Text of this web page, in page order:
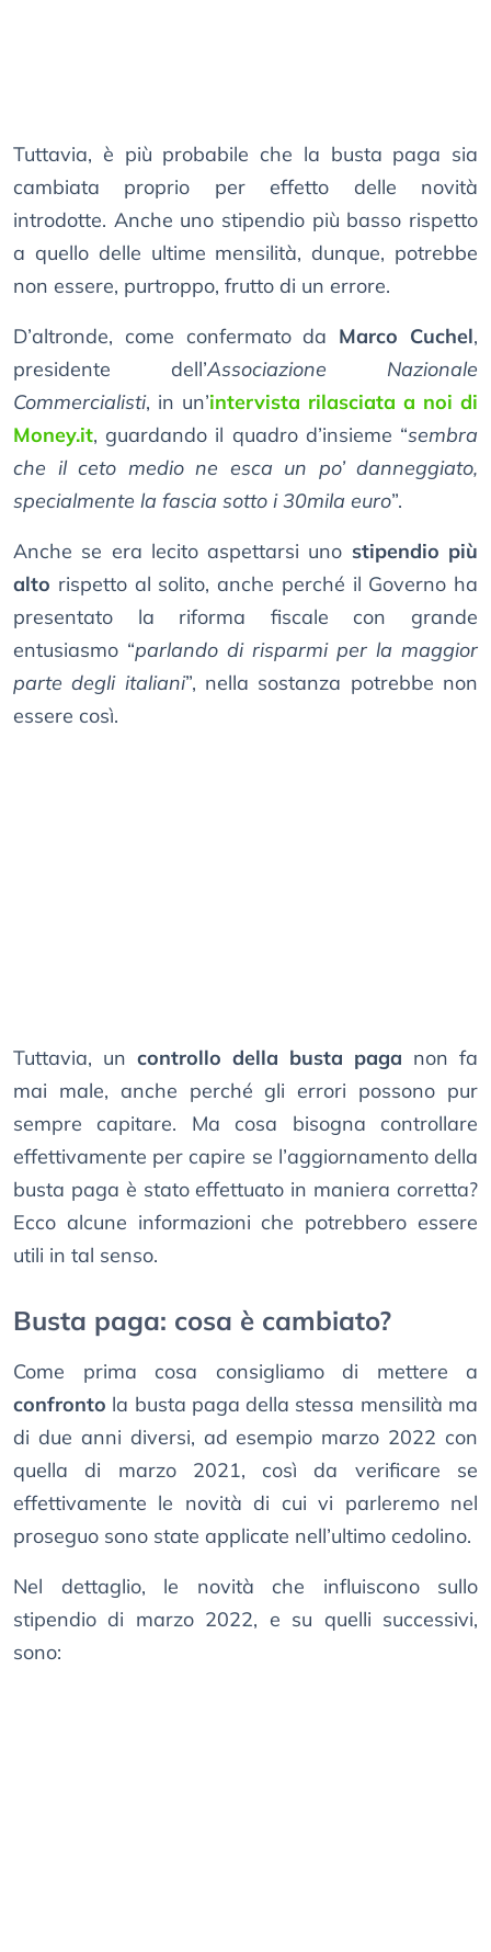
Tuttavia, è più probabile che la busta paga sia
cambiata proprio per effetto delle novità
introdotte. Anche uno stipendio più basso rispetto
a quello delle ultime mensilità, dunque, potrebbe
non essere, purtroppo, frutto di un errore.
D’altronde, come confermato da Marco Cuchel,
presidente dell’Associazione Nazionale
Commercialisti, in un’intervista rilasciata a noi di
Money.it, guardando il quadro d’insieme “sembra
che il ceto medio ne esca un po’ danneggiato,
specialmente la fascia sotto i 30mila euro”.
Anche se era lecito aspettarsi uno stipendio più
alto rispetto al solito, anche perché il Governo ha
presentato la riforma fiscale con grande
entusiasmo “parlando di risparmi per la maggior
parte degli italiani”, nella sostanza potrebbe non
essere così.
Tuttavia, un controllo della busta paga non fa
mai male, anche perché gli errori possono pur
sempre capitare. Ma cosa bisogna controllare
effettivamente per capire se l’aggiornamento della
busta paga è stato effettuato in maniera corretta?
Ecco alcune informazioni che potrebbero essere
utili in tal senso.
Busta paga: cosa è cambiato?
Come prima cosa consigliamo di mettere a
confronto la busta paga della stessa mensilità ma
di due anni diversi, ad esempio marzo 2022 con
quella di marzo 2021, così da verificare se
effettivamente le novità di cui vi parleremo nel
proseguo sono state applicate nell’ultimo cedolino.
Nel dettaglio, le novità che influiscono sullo
stipendio di marzo 2022, e su quelli successivi,
sono: